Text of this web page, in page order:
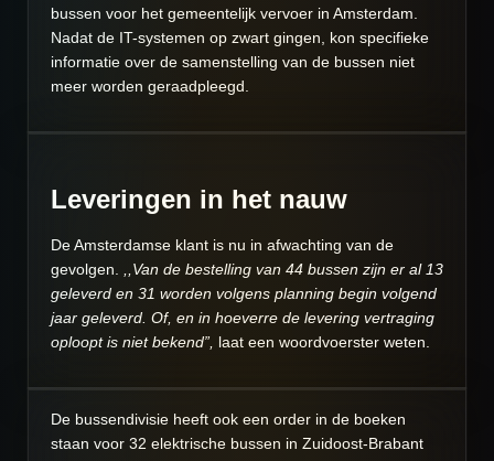
bussen voor het gemeentelijk vervoer in Amsterdam.
Nadat de IT-systemen op zwart gingen, kon specifieke
informatie over de samenstelling van de bussen niet
meer worden geraadpleegd.
Leveringen in het nauw
De Amsterdamse klant is nu in afwachting van de
gevolgen. ,,Van de bestelling van 44 bussen zijn er al 13
geleverd en 31 worden volgens planning begin volgend
jaar geleverd. Of, en in hoeverre de levering vertraging
oploopt is niet bekend”, laat een woordvoerster weten.
De bussendivisie heeft ook een order in de boeken
staan voor 32 elektrische bussen in Zuidoost-Brabant